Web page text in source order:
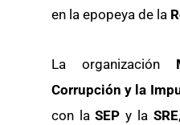
en la epopeya de la
La organización
Corrupción y la
con laSEPy la SRE